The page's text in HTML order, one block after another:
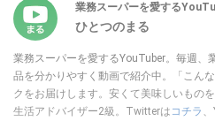
業務スーパーを愛する
ひとつのまる
業務スーパーを愛するYouTuber。毎週、
品を分かりやすく動画で紹介中。「こん
クをお届けします。安くて美味しいもの
生活アドバイザー2級。Twitterは コチラ